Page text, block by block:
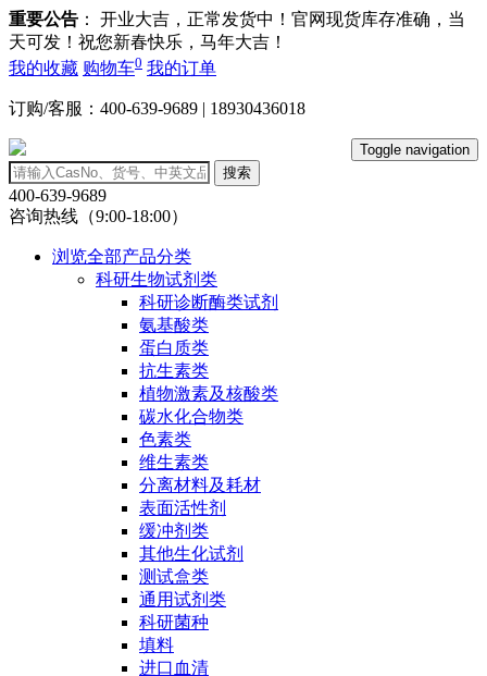
重要公告 ： 开业大吉，正常发货中！官网现货库存准确，当
天可发！祝您新春快乐，马年大吉！
我的收藏 购物车0 我的订单
订购/客服：400-639-9689 | 18930436018
Toggle navigation
搜索
400-639-9689
咨询热线（9:00-18:00）
浏览全部产品分类
科研生物试剂类
科研诊断酶类试剂
氨基酸类
蛋白质类
抗生素类
植物激素及核酸类
碳水化合物类
色素类
维生素类
分离材料及耗材
表面活性剂
缓冲剂类
其他生化试剂
测试盒类
通用试剂类
科研菌种
填料
进口血清